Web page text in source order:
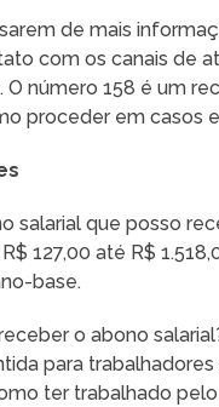
de mais
com os canais de
O número 158 é um
proceder em casos
salarial que posso
127,00 até R$
base.
o abono
para
ter trabalhado